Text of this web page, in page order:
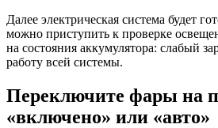
Далее электрическая система будет
можно приступить к проверке
на состояния аккумулятора: слабый
работу всей системы.
Переключите фары на
«включено» или «авто»